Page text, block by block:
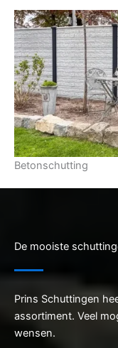
Betonschutting
De mooiste
Prins Schuttingen
assortiment. Veel
wensen.